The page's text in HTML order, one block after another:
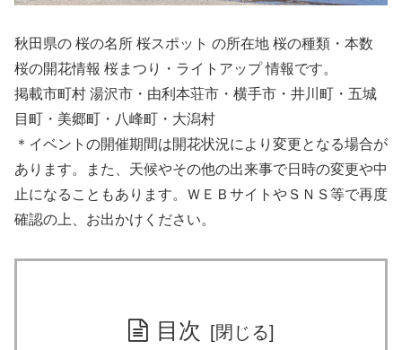
秋田県の 桜の名所 桜スポット の所在地 桜の種類・本数
桜の開花情報 桜まつり・ライトアップ 情報です。
掲載市町村 湯沢市・由利本荘市・横手市・井川町・五城
目町・美郷町・八峰町・大潟村
＊イベントの開催期間は開花状況により変更となる場合が
あります。また、天候やその他の出来事で日時の変更や中
止になることもあります。ＷＥＢサイトやＳＮＳ等で再度
確認の上、お出かけください。
目次